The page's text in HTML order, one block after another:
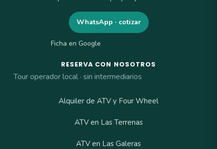
WhatsApp · cotizar
Ficha en Google
RESERVA CON NOSOTROS
Tour operador local · sin intermediarios
Alquiler de ATV y Four Wheel
ATV en Las Terrenas
ATV en Las Galeras